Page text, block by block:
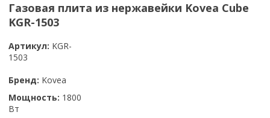
Газовая плита из нержавейки Kovea Cube
KGR-1503
Артикул: KGR-
1503
Бренд: Kovea
Мощность: 1800
Вт